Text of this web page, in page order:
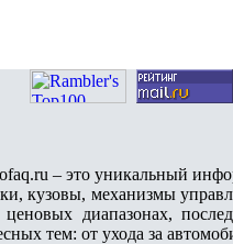
– это уникальный
кузовы, механизмы
диапазонах,
тем: от ухода за